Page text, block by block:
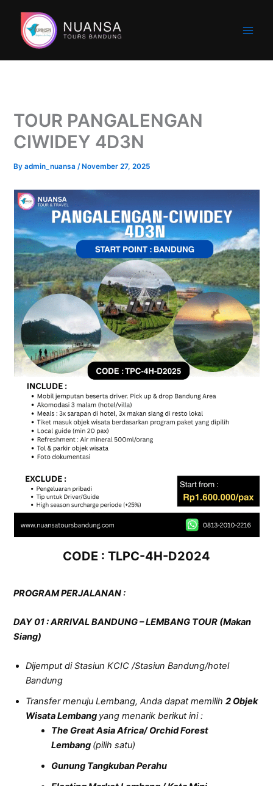
content
TOUR PANGALENGAN
CIWIDEY 4D3N
Byadmin_nuansa/ November 27, 2025
CODE : TLPC-4H-D2024
PROGRAM PERJALANAN:
DAY01 :ARRIVAL BANDUNG – LEMBANG TOUR (Makan
Siang)
Dijemput di Stasiun KCIC /Stasiun Bandung/hotel
Bandung
Transfer menuju Lembang, Anda dapat memilih2 Objek
Wisata Lembang yang menarik berikut ini :
The Great Asia Africa/ Orchid Forest
Lembang (pilih satu)
Gunung Tangkuban Perahu